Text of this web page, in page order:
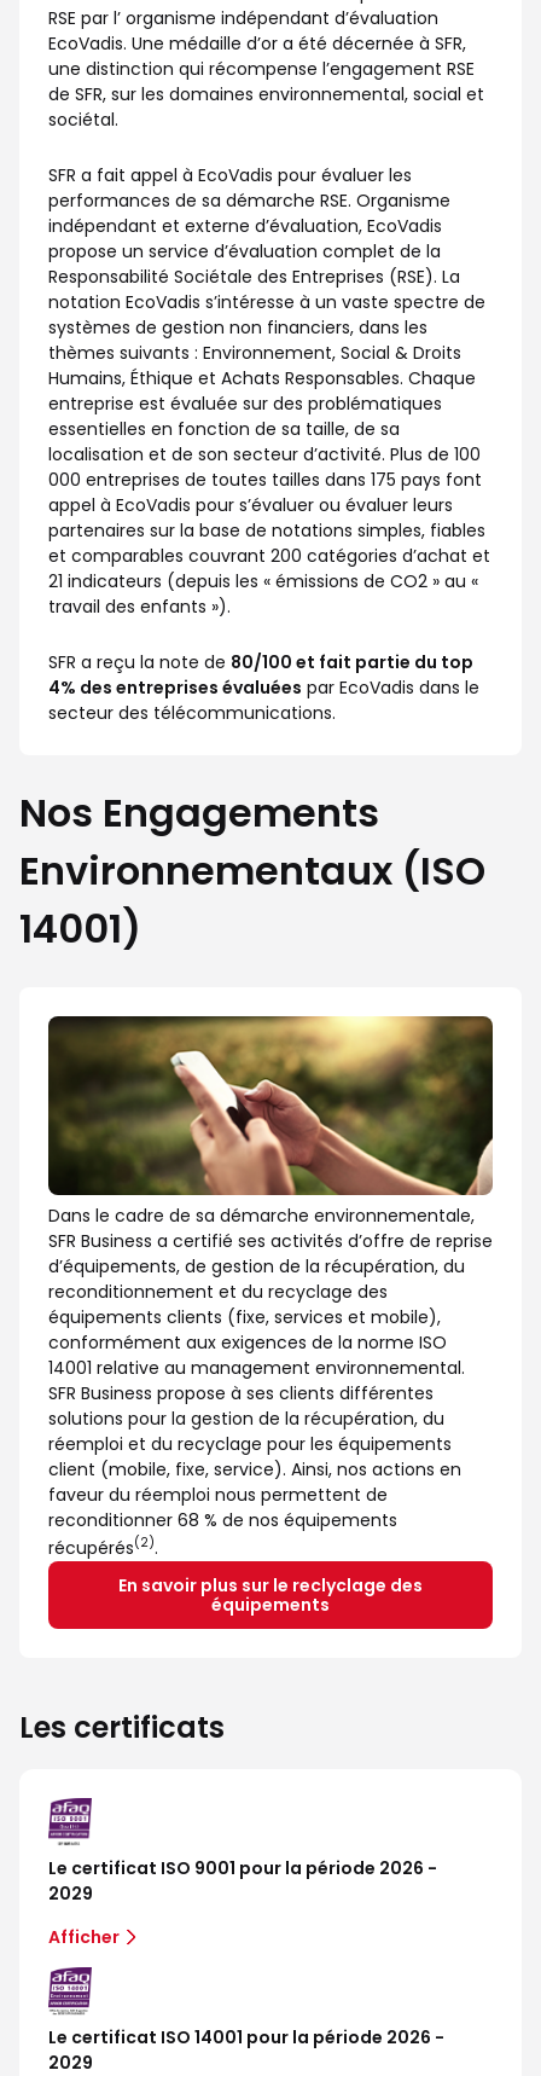
RSE par l’ organisme indépendant d’évaluation
EcoVadis. Une médaille d’or a été décernée à SFR,
une distinction qui récompense l’engagement RSE
de SFR, sur les domaines environnemental, social et
sociétal.
SFR a fait appel à EcoVadis pour évaluer les
performances de sa démarche RSE. Organisme
indépendant et externe d’évaluation, EcoVadis
propose un service d’évaluation complet de la
Responsabilité Sociétale des Entreprises (RSE). La
notation EcoVadis s’intéresse à un vaste spectre de
systèmes de gestion non financiers, dans les
thèmes suivants : Environnement, Social & Droits
Humains, Éthique et Achats Responsables. Chaque
entreprise est évaluée sur des problématiques
essentielles en fonction de sa taille, de sa
localisation et de son secteur d’activité. Plus de 100
000 entreprises de toutes tailles dans 175 pays font
appel à EcoVadis pour s’évaluer ou évaluer leurs
partenaires sur la base de notations simples, fiables
et comparables couvrant 200 catégories d’achat et
21 indicateurs (depuis les « émissions de CO2 » au «
travail des enfants »).
SFR a reçu la note de 80/100 et fait partie du top
4% des entreprises évaluées par EcoVadis dans le
secteur des télécommunications.
Nos Engagements
Environnementaux (ISO
14001)
Dans le cadre de sa démarche environnementale,
SFR Business a certifié ses activités d’offre de reprise
d’équipements, de gestion de la récupération, du
reconditionnement et du recyclage des
équipements clients (fixe, services et mobile),
conformément aux exigences de la norme ISO
14001 relative au management environnemental.
SFR Business propose à ses clients différentes
solutions pour la gestion de la récupération, du
réemploi et du recyclage pour les équipements
client (mobile, fixe, service). Ainsi, nos actions en
faveur du réemploi nous permettent de
reconditionner 68 % de nos équipements
récupérés(2).
En savoir plus sur le reclyclage des
équipements
Les certificats
Le certificat ISO 9001 pour la période 2026 -
2029
Afficher
Le certificat ISO 14001 pour la période 2026 -
2029